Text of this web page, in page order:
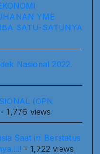
YME
SATU-SATUNYA
Nasional 2022.
(OPN
- 1,776 views
Saat ini Berstatus
- 1,722 views